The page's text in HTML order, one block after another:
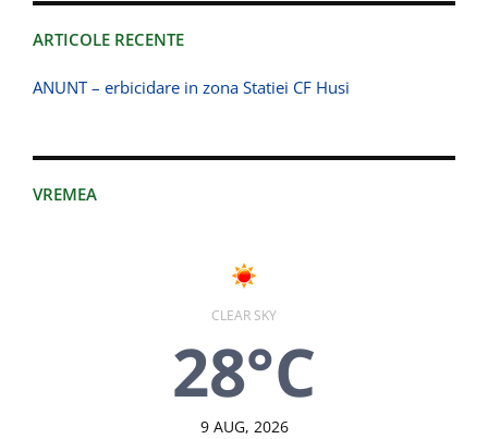
ARTICOLE RECENTE
ANUNT – erbicidare in zona Statiei CF Husi
VREMEA
CLEAR SKY
28°C
9 AUG, 2026